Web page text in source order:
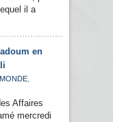
il a
en
MONDE,
Affaires
mercredi